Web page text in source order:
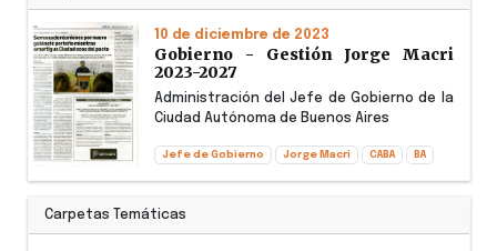
10 de diciembre de 2023
Gobierno - Gestión Jorge Macri
2023-2027
Administración del Jefe de Gobierno de la
Ciudad Autónoma de Buenos Aires
Jefe de Gobierno Jorge Macri CABA BA
Carpetas Temáticas